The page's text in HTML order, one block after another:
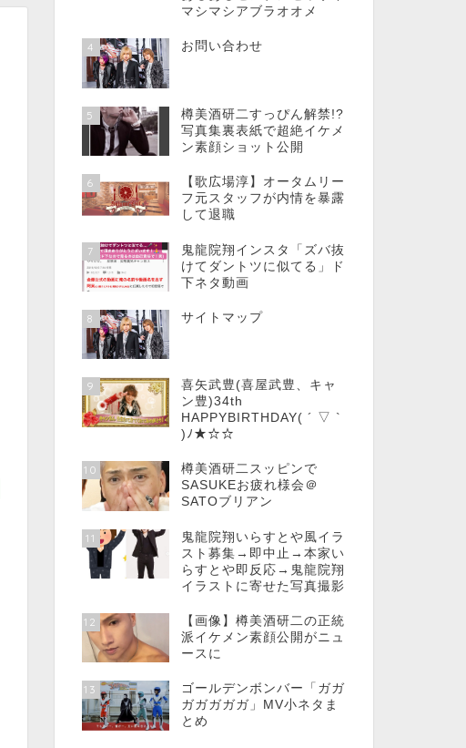
マシマシアブラオオメ
4 お問い合わせ
5
樽美酒研二すっぴん解禁!?
写真集裏表紙で超絶イケメ
ン素顔ショット公開
6
【歌広場淳】オータムリー
フ元スタッフが内情を暴露
して退職
7
鬼龍院翔インスタ「ズバ抜
けてダントツに似てる」ド
下ネタ動画
8 サイトマップ
9
喜矢武豊(喜屋武豊、キャ
ン豊)34th
HAPPYBIRTHDAY( ´ ▽ `
)ﾉ★☆☆
10
樽美酒研二スッピンで
SASUKEお疲れ様会＠
SATOブリアン
11
鬼龍院翔いらすとや風イラ
スト募集→即中止→本家い
らすとや即反応→鬼龍院翔
イラストに寄せた写真撮影
12
【画像】樽美酒研二の正統
派イケメン素顔公開がニュ
ースに
13
ゴールデンボンバー「ガガ
ガガガガガ」MV小ネタま
とめ